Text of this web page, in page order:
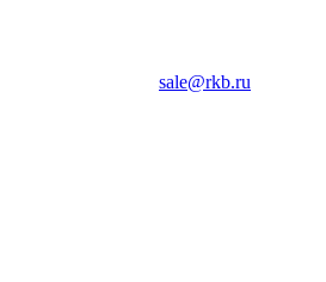
sale@rkb.ru